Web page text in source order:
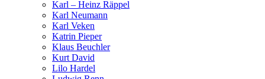
Karl – Heinz Räppel
Karl Neumann
Karl Veken
Katrin Pieper
Klaus Beuchler
Kurt David
Lilo Hardel